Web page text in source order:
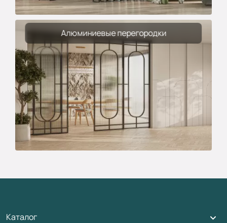
Алюминиевые перегородки
Каталог